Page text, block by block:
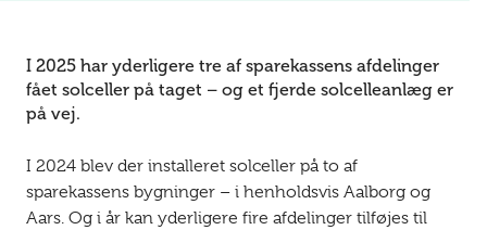
I 2025 har yderligere tre af sparekassens afdelinger
fået solceller på taget – og et fjerde solcelleanlæg er
på vej.
I 2024 blev der installeret solceller på to af
sparekassens bygninger – i henholdsvis Aalborg og
Aars. Og i år kan yderligere fire afdelinger tilføjes til